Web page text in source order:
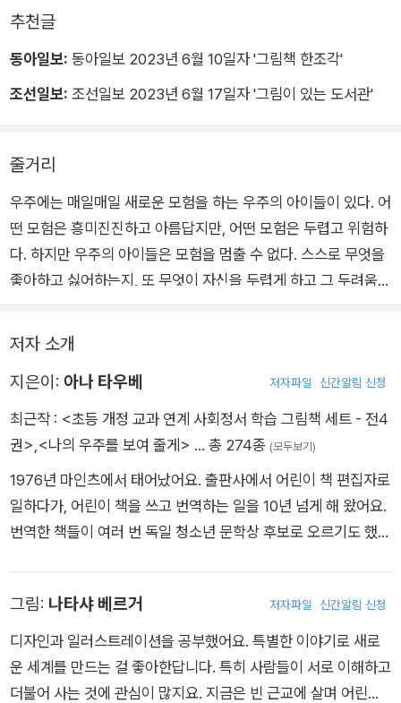
《나의 우주를 보여 줄게》는 이런 아이들에게 모두 다른 것이 당
연하고, 모두 달라 더욱 특별하다고 말하는 그림책이다. 눈부시
고, 반짝이는 우주의 아이들을 만나러 가 보자. 온 우주에 하나뿐
그림책《나의 우주를 보여 줄게》.
추천글
동아일보: 동아일보 2023년 6월 10일자 '그림책 한조각'
조선일보: 조선일보 2023년 6월 17일자 '그림이 있는 도서관'
줄거리
우주에는 매일매일 새로운 모험을 하는 우주의 아이들이 있다. 어
떤 모험은 흥미진진하고 아름답지만, 어떤 모험은 두렵고 위험하
다. 하지만 우주의 아이들은 모험을 멈출 수 없다. 스스로 무엇을
좋아하고 싫어하는지, 또 무엇이 자신을 두렵게 하고 그 두려움을
주를 모험하며 자신과 비슷하지만, 또 다른 우주의 아이들을 만나
게 된다. 그리고 서로에게 배우고, 또 서로를 도우며 하루하루 자
라난다. 과연 우주의 아이들 앞에는 또 어떤 모험이 기다리고 있
을까?
저자 소개
지은이: 아나 타우베 저자파일 신간알림 신청
최근작 : <초등 개정 교과 연계 사회정서 학습 그림책 세트 - 전4
권> <나의 우주를 보여 줄게> … 총 274종 (모두보기)
1976년 마인츠에서 태어났어요. 출판사에서 어린이 책 편집자로
일하다가, 어린이 책을 쓰고 번역하는 일을 10년 넘게 해 왔어요.
번역한 책들이 여러 번 독일 청소년 문학상 후보로 오르기도 했답
지내고 있어요.
그림: 나타샤 베르거 저자파일 신간알림 신청
디자인과 일러스트레이션을 공부했어요. 특별한 이야기로 새로
운 세계를 만드는 걸 좋아한답니다. 특히 사람들이 서로 이해하고
더불어 사는 것에 관심이 많지요. 지금은 빈 근교에 살며 어린이